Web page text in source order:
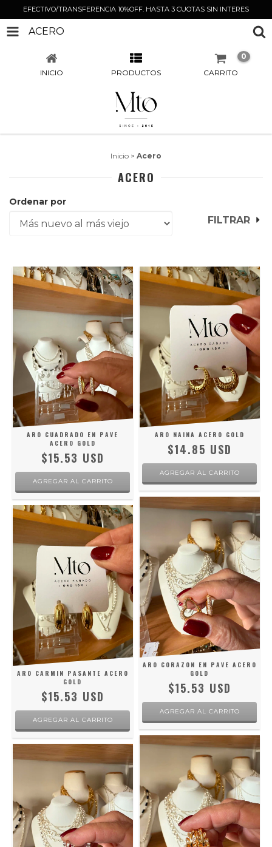
EFECTIVO/TRANSFERENCIA 10%OFF. HASTA 3 CUOTAS SIN INTERES
ACERO
INICIO PRODUCTOS CARRITO
0
Inicio > Acero
ACERO
Ordenar por
FILTRAR
ARO CUADRADO EN PAVE
ACERO GOLD
$15.53 USD
ARO NAINA ACERO GOLD
$14.85 USD
ARO CARMIN PASANTE ACERO
GOLD
$15.53 USD
ARO CORAZON EN PAVE ACERO
GOLD
$15.53 USD